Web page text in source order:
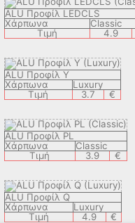
ALU Προφίλ LEDCLS
Χάρπωνα
Classic
Τιμή
4.9
ALU Προφίλ Y
Χάρπωνα
Luxury
Τιμή
3.7 €
ALU Προφίλ PL
Χάρπωνα
Classic
Τιμή
3.9 €
ALU Προφίλ Q
Χάρπωνα
Luxury
Τιμή
4.9 €